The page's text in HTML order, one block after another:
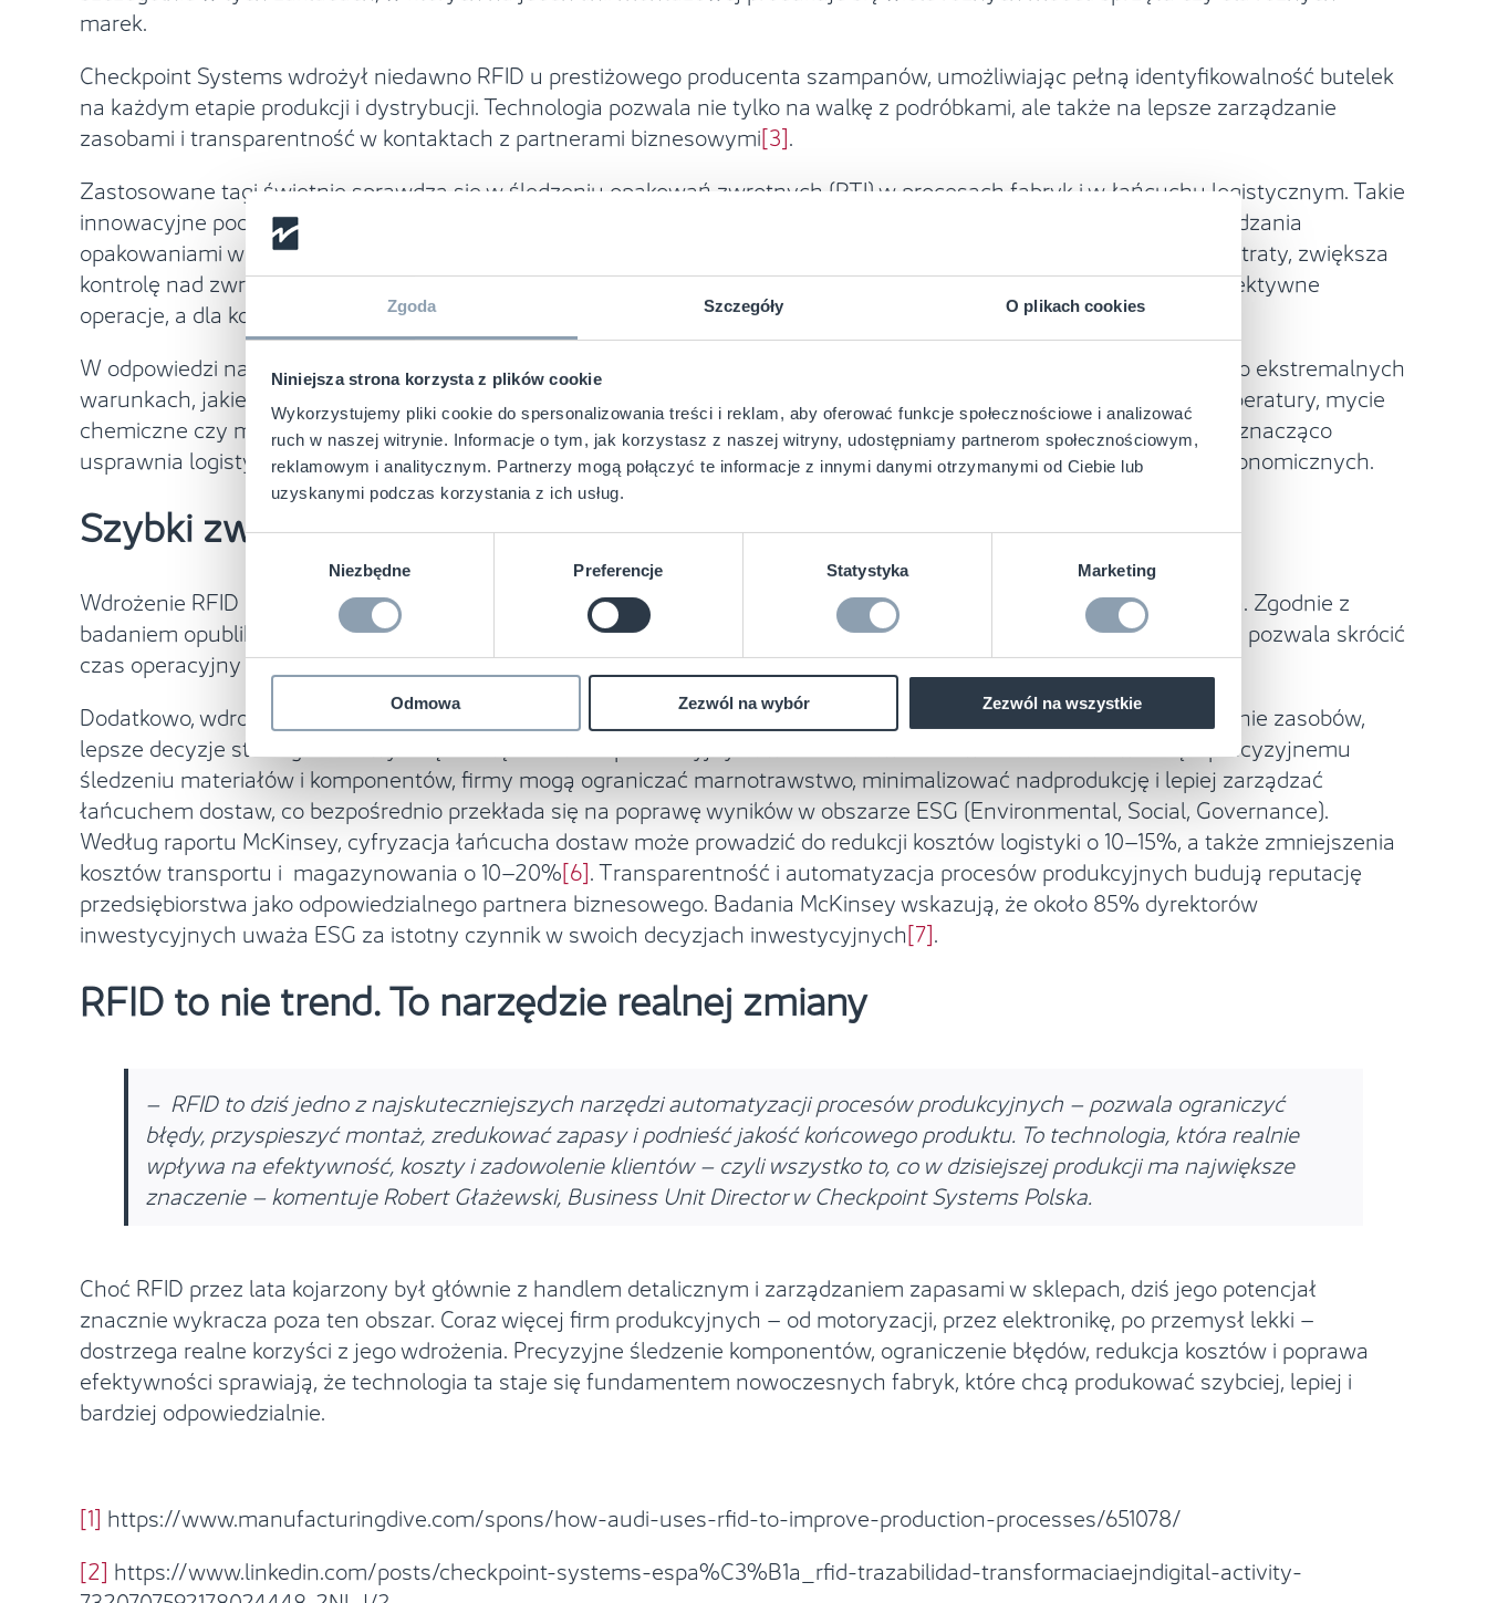
Zgoda Szczegóły O plikach cookies
Niniejsza strona korzysta z plików cookie
Wykorzystujemy pliki cookie do spersonalizowania treści i reklam, aby oferować funkcje społecznościowe i analizować
ruch w naszej witrynie. Informacje o tym, jak korzystasz z naszej witryny, udostępniamy partnerom społecznościowym,
reklamowym i analitycznym. Partnerzy mogą połączyć te informacje z innymi danymi otrzymanymi od Ciebie lub
uzyskanymi podczas korzystania z ich usług.
Wybór
Niezbędne Preferencje Statystyka Marketing
Odmowa Zezwól na wybór Zezwól na wszystkie
marek.
Checkpoint Systems wdrożył niedawno RFID u prestiżowego producenta szampanów, umożliwiając pełną identyfikowalność butelek
na każdym etapie produkcji i dystrybucji. Technologia pozwala nie tylko na walkę z podróbkami, ale także na lepsze zarządzanie
zasobami i transparentność w kontaktach z partnerami biznesowymi[3].
Zastosowane tagi świetnie sprawdzą się w śledzeniu opakowań zwrotnych (RTI) w procesach fabryk i w łańcuchu logistycznym. Takie
innowacyjne podejście zastosowała globalna sieć fastfood we Francji, która wdrożyła RFID w ramach systemu zarządzania
opakowaniami wielokrotnego użytku. Każdy kubek czy tacka może być precyzyjnie śledzona co znacząco ogranicza straty, zwiększa
kontrolę nad zwrotem opakowań i wspiera cele zrównoważonego rozwoju. Dla globalnej marki oznacza to bardziej efektywne
operacje, a dla konsumentów – realny wpływ na ograniczenie odpadów
W odpowiedzi na wyzwania rynku, Checkpoint Systems opracował nowy znacznik RFID Chinook, stworzony z myślą o ekstremalnych
warunkach, jakie panują w przemyśle spożywczym i gastronomicznym. Tag ten jest odporny na wilgoć, wysokie temperatury, mycie
chemiczne czy mikrofale. Dzięki niemu możliwa jest automatyczna identyfikacja tacek, kontenerów czy skrzynek, co znacząco
usprawnia logistykę i przyspiesza procesy w kuchniach przemysłowych, zakładach przetwórczych czy sieciach gastronomicznych.
Szybki zwrot z inwestycji? Liczby nie kłamią
Wdrożenie RFID może wydawać się wyzwaniem, ale liczby pokazują, że to inwestycja, która błyskawicznie się zwraca. Zgodnie z
badaniem opublikowanym w czasopiśmie Expert Systems with Applications, integracja RFID z lean manufacturingiem pozwala skrócić
czas operacyjny nawet o 81%, a zwrot z inwestycji (ROI) osiąga poziom 2,6[5].
Dodatkowo, wdrożenie systemów RFID zwiększa wartość organizacji – pozwalając na bardziej efektywne wykorzystanie zasobów,
lepsze decyzje strategiczne i wyższą ocenę zdolności produkcyjnych w oczach inwestorów i kontrahentów. Dzięki precyzyjnemu
śledzeniu materiałów i komponentów, firmy mogą ograniczać marnotrawstwo, minimalizować nadprodukcję i lepiej zarządzać
łańcuchem dostaw, co bezpośrednio przekłada się na poprawę wyników w obszarze ESG (Environmental, Social, Governance).
Według raportu McKinsey, cyfryzacja łańcucha dostaw może prowadzić do redukcji kosztów logistyki o 10–15%, a także zmniejszenia
kosztów transportu i magazynowania o 10–20%[6]. Transparentność i automatyzacja procesów produkcyjnych budują reputację
przedsiębiorstwa jako odpowiedzialnego partnera biznesowego. Badania McKinsey wskazują, że około 85% dyrektorów
inwestycyjnych uważa ESG za istotny czynnik w swoich decyzjach inwestycyjnych[7].
RFID to nie trend. To narzędzie realnej zmiany
– RFID to dziś jedno z najskuteczniejszych narzędzi automatyzacji procesów produkcyjnych – pozwala ograniczyć
błędy, przyspieszyć montaż, zredukować zapasy i podnieść jakość końcowego produktu. To technologia, która realnie
wpływa na efektywność, koszty i zadowolenie klientów – czyli wszystko to, co w dzisiejszej produkcji ma największe
znaczenie– komentuje Robert Głażewski, Business Unit Director w Checkpoint Systems Polska.
Choć RFID przez lata kojarzony był głównie z handlem detalicznym i zarządzaniem zapasami w sklepach, dziś jego potencjał
znacznie wykracza poza ten obszar. Coraz więcej firm produkcyjnych – od motoryzacji, przez elektronikę, po przemysł lekki –
dostrzega realne korzyści z jego wdrożenia. Precyzyjne śledzenie komponentów, ograniczenie błędów, redukcja kosztów i poprawa
efektywności sprawiają, że technologia ta staje się fundamentem nowoczesnych fabryk, które chcą produkować szybciej, lepiej i
bardziej odpowiedzialnie.
[1] https://www.manufacturingdive.com/spons/how-audi-uses-rfid-to-improve-production-processes/651078/
[2] https://www.linkedin.com/posts/checkpoint-systems-espa%C3%B1a_rfid-trazabilidad-transformaciaejndigital-activity-